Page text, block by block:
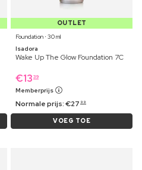
OUTLET
Foundation ⋅ 30 ml
Isadora
Wake Up The Glow Foundation 7C
€13 39
Memberprijs
Normale prijs:€27 99
VOEG TOE